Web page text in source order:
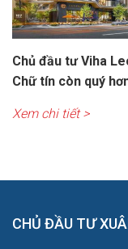
Chủ đầu tư Viha
Chữ tín còn quý
Xem chi tiết >
CHỦ ĐẦU TƯ